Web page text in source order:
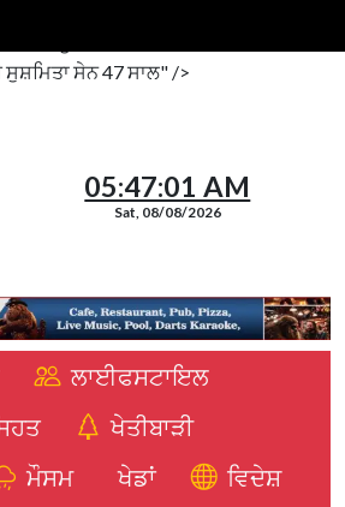
ਯੂਨੀਵਰਸ ਰਹੀ ਸੁਸ਼ਮਿਤਾ ਸੇਨ 47 ਸਾਲ"/>
ਰਹੀ ਸੁਸ਼ਮਿਤਾ ਸੇਨ 47 ਸਾਲ ">
ਸੇਨ 47 ਸਾਲ" />
05:47:02 AM
Sat, 08/08/2026
ਲਾਈਫਸਟਾਇਲ
ਖੇਤੀਬਾੜੀ
ਮੌਸਮ ਖੇਡਾਂ
ਵਿਦੇਸ਼